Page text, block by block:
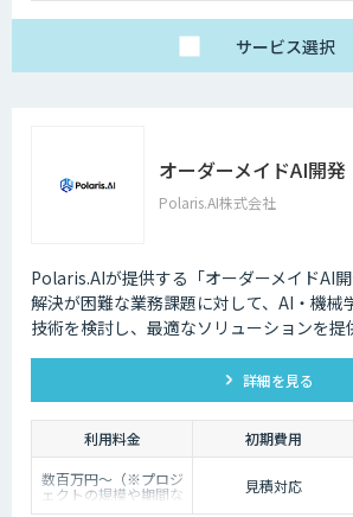
サービス選択
オーダーメイドAI開発
Polaris.AI株式会社
Polaris.AIが提供する「オーダーメイドAI
解決が困難な業務課題に対して、AI・機械
技術を検討し、最適なソリューションを提
詳細を見る
利用料金 初期費用
数百万円～（※プロジ
ェクトの規模や期間な
どに応じて変動するた
見積対応